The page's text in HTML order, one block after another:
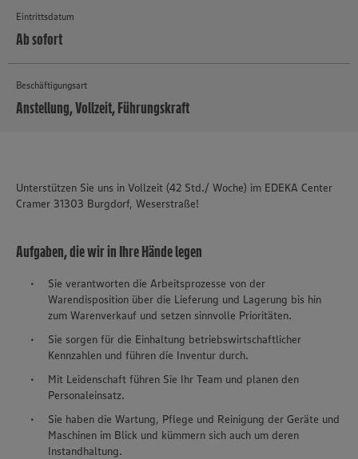
Eintrittsdatum
Ab sofort
Beschäftigungsart
Anstellung, Vollzeit, Führungskraft
Unterstützen Sie uns in Vollzeit (42 Std./ Woche) im EDEKA Center
Cramer 31303 Burgdorf, Weserstraße!
Aufgaben, die wir in Ihre Hände legen
Sie verantworten die Arbeitsprozesse von der
Warendisposition über die Lieferung und Lagerung bis hin
zum Warenverkauf und setzen sinnvolle Prioritäten.
Sie sorgen für die Einhaltung betriebswirtschaftlicher
Kennzahlen und führen die Inventur durch.
Mit Leidenschaft führen Sie Ihr Team und planen den
Personaleinsatz.
Sie haben die Wartung, Pflege und Reinigung der Geräte und
Maschinen im Blick und kümmern sich auch um deren
Instandhaltung.